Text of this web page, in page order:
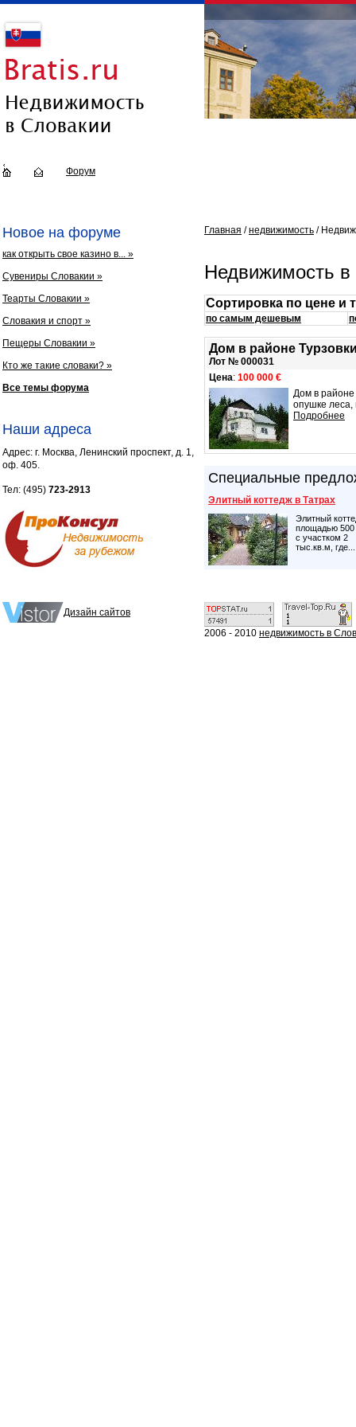
Форум
Новое на форуме
как открыть свое казино в... »
Сувениры Словакии »
Теарты Словакии »
Словакия и спорт »
Пещеры Словакии »
Кто же такие словаки? »
Все темы форума
Наши адреса
Адрес: г. Москва, Ленинский проспект, д. 1,
оф. 405.
Тел: (495) 723-2913
Главная /недвижимость /
Недвижимость
Сортировка по цене и
по самым дешевым
Дом в районе
Лот № 000031
Цена: 100 000 €
Дом в районе
опушке леса,
Подробнее
Специальные
Элитный коттедж в Татрах
Элитный
площадью 500
с участком 2
тыс.кв.м, где...
Дизайн сайтов
2006 - 2010 недвижимость в